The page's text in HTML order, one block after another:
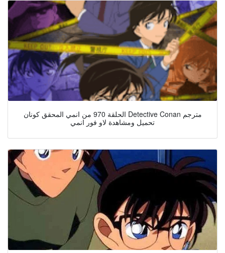
الحلقة 970 من انمي المحقق كونان Detective Conan مترجم
تحميل ومشاهدة لاو فور انمي